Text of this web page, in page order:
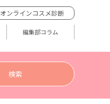
オンラインコスメ診断
編集部コラム